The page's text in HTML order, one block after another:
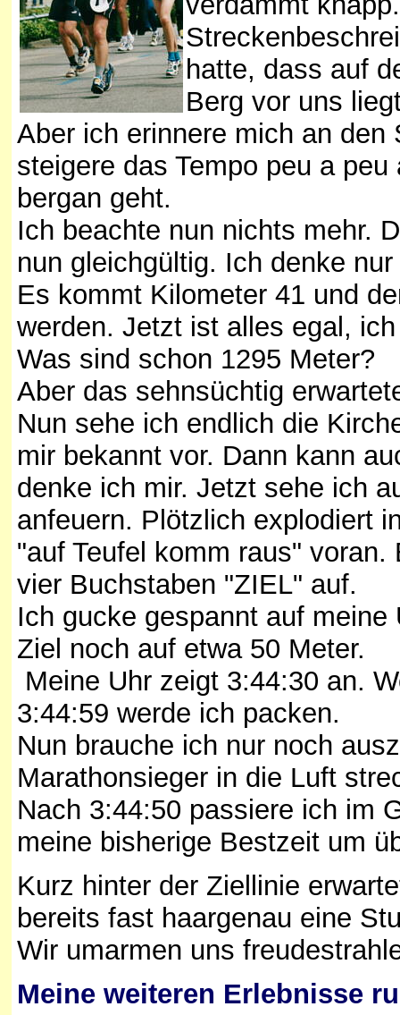
hatte, dass auf
Berg vor uns
Aber ich erinnere mich an
steigere das Tempo peu a
bergan geht.
Ich beachte nun nichts mehr.
nun gleichgültig. Ich denke
Es kommt Kilometer 41 und
werden. Jetzt ist alles egal,
Was sind schon 1295 Meter?
Aber das sehnsüchtig
Nun sehe ich endlich die
mir bekannt vor. Dann kann
denke ich mir. Jetzt sehe ich
anfeuern. Plötzlich explodiert
"auf Teufel komm raus"
vier Buchstaben "ZIEL" auf.
Ich gucke gespannt auf
Ziel noch auf etwa 50 Meter.
Meine Uhr zeigt 3:44:30 an.
3:44:59 werde ich packen.
Nun brauche ich nur noch
Marathonsieger in die Luft
Nach 3:44:50 passiere ich im
meine bisherige Bestzeit um
Kurz hinter der Ziellinie
bereits fast haargenau eine
Wir umarmen uns
Meine weiteren Erlebnisse